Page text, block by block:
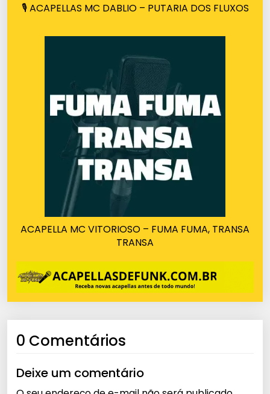
🎙️ ACAPELLAS MC DABLIO – PUTARIA DOS FLUXOS
ACAPELLA MC VITORIOSO – FUMA FUMA, TRANSA
TRANSA
0 Comentários
Deixe um comentário